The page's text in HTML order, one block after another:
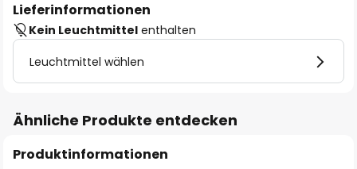
Lieferinformationen
Kein Leuchtmittel enthalten
Leuchtmittel wählen
Ähnliche Produkte entdecken
Produktinformationen